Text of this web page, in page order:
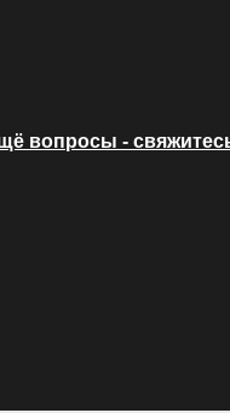
вопросы -